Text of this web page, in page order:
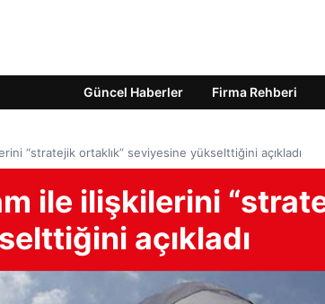
Güncel Haberler Firma Rehberi
“stratejik ortaklık” seviyesine yükselttiğini açıkladı
ile ilişkilerini
açıkladı